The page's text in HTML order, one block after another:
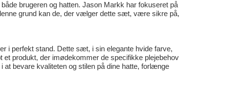
brugeren og hatten. Jason Markk har fokuseret på
grund kan de, der vælger dette sæt, være sikre på,
i perfekt stand. Dette sæt, i sin elegante hvide farve,
produkt, der imødekommer de specifikke plejebehov
bevare kvaliteten og stilen på dine hatte, forlænge